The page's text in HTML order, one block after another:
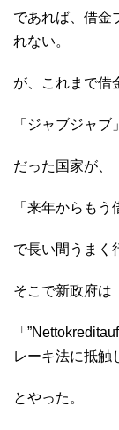
であれば、借金
れない。
が、これまで借
「ジャブジャブ」
だった国家が、
「来年からもう
で長い間うまく
そこで新政府は
「
レーキ法に抵触
とやった。